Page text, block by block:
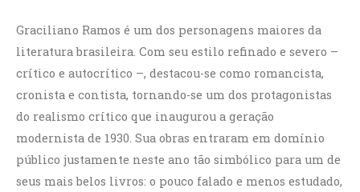
Graciliano Ramos é um dos personagens maiores da
literatura brasileira. Com seu estilo refinado e severo –
crítico e autocrítico –, destacou-se como romancista,
cronista e contista, tornando-se um dos protagonistas
do realismo crítico que inaugurou a geração
modernista de 1930. Sua obras entraram em domínio
público justamente neste ano tão simbólico para um de
seus mais belos livros: o pouco falado e menos estudado,